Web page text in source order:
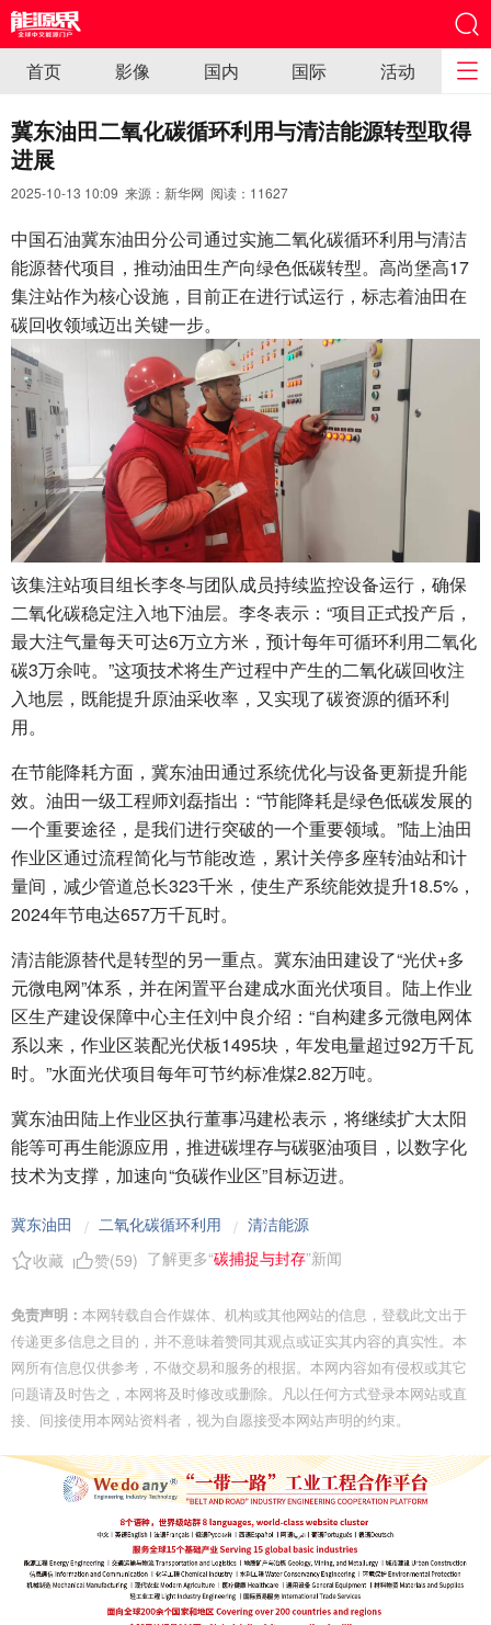
首页 影像 国内 国际 活动
冀东油田二氧化碳循环利用与清洁能源转型取得
进展
2025-10-13 10:09 来源：新华网 阅读： 11627
中国石油冀东油田分公司通过实施二氧化碳循环利用与清洁
能源替代项目，推动油田生产向绿色低碳转型。高尚堡高17
集注站作为核心设施，目前正在进行试运行，标志着油田在
碳回收领域迈出关键一步。
该集注站项目组长李冬与团队成员持续监控设备运行，确保
二氧化碳稳定注入地下油层。李冬表示：“项目正式投产后，
最大注气量每天可达6万立方米，预计每年可循环利用二氧化
碳3万余吨。”这项技术将生产过程中产生的二氧化碳回收注
入地层，既能提升原油采收率，又实现了碳资源的循环利
用。
在节能降耗方面，冀东油田通过系统优化与设备更新提升能
效。油田一级工程师刘磊指出：“节能降耗是绿色低碳发展的
一个重要途径，是我们进行突破的一个重要领域。”陆上油田
作业区通过流程简化与节能改造，累计关停多座转油站和计
量间，减少管道总长323千米，使生产系统能效提升18.5%，
2024年节电达657万千瓦时。
清洁能源替代是转型的另一重点。冀东油田建设了“光伏+多
元微电网”体系，并在闲置平台建成水面光伏项目。陆上作业
区生产建设保障中心主任刘中良介绍：“自构建多元微电网体
系以来，作业区装配光伏板1495块，年发电量超过92万千瓦
时。”水面光伏项目每年可节约标准煤2.82万吨。
冀东油田陆上作业区执行董事冯建松表示，将继续扩大太阳
能等可再生能源应用，推进碳埋存与碳驱油项目，以数字化
技术为支撑，加速向“负碳作业区”目标迈进。
冀东油田 / 二氧化碳循环利用 / 清洁能源
收藏
赞(59) 了解更多“碳捕捉与封存”新闻
免责声明： 本网转载自合作媒体、机构或其他网站的信息，登载此文出于
传递更多信息之目的，并不意味着赞同其观点或证实其内容的真实性。本
网所有信息仅供参考，不做交易和服务的根据。本网内容如有侵权或其它
问题请及时告之，本网将及时修改或删除。凡以任何方式登录本网站或直
接、间接使用本网站资料者，视为自愿接受本网站声明的约束。